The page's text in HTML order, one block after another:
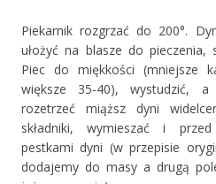
Piekarnik rozgrzać do 200°.
ułożyć na blasze do pieczenia,
Piec do miękkości (mniejsze
większe 35-40), wystudzić, a
rozetrzeć miąższ dyni
składniki, wymieszać i
pestkami dyni (w przepisie
dodajemy do masy a drugą